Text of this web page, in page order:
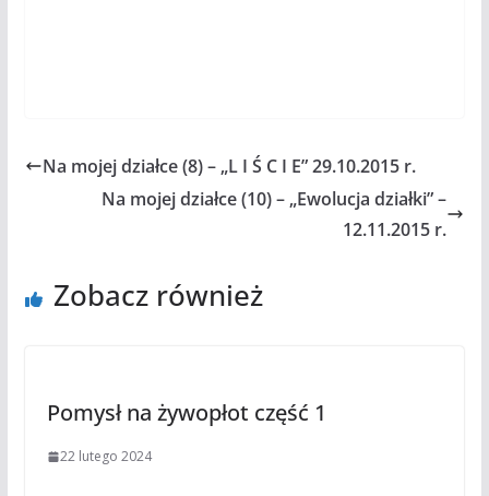
Na mojej działce (8) – „L I Ś C I E” 29.10.2015 r.
Na mojej działce (10) – „Ewolucja działki” –
12.11.2015 r.
Zobacz również
Pomysł na żywopłot część 1
22 lutego 2024